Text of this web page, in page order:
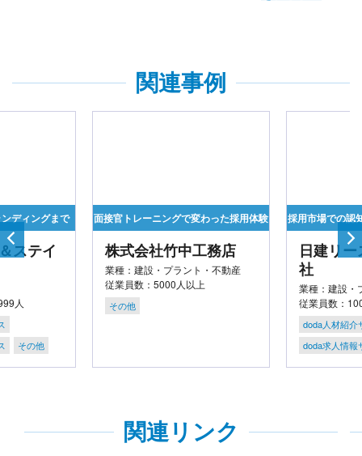
関連事例
ディングまで
ステイ
人
その他
面接官トレーニングで変わった採用体験
株式会社竹中工務店
業種：建設・プラント・不動産
従業員数：5000人以上
その他
採用市場での認
日建リ
社
業種：建設・
従業員数：
doda人材紹介
doda求人情報
関連リンク